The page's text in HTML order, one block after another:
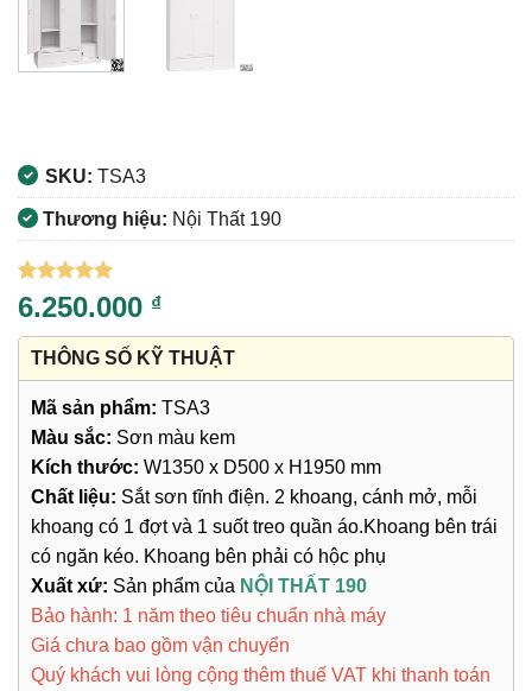
SKU: TSA3
Thương hiệu: Nội Thất 190
5trên 5
dựa trên
7
đánh giá
6.250.000 ₫
THÔNG SỐ KỸ THUẬT
Mã sản phẩm: TSA3
Màu sắc: Sơn màu kem
Kích thước: W1350 x D500 x H1950 mm
Chất liệu: Sắt sơn tĩnh điện. 2 khoang, cánh mở, mỗi
khoang có 1 đợt và 1 suốt treo quần áo.Khoang bên trái
có ngăn kéo. Khoang bên phải có hộc phụ
Xuất xứ: Sản phẩm của NỘI THẤT 190
Bảo hành: 1 năm theo tiêu chuẩn nhà máy
Giá chưa bao gồm vận chuyển
Quý khách vui lòng cộng thêm thuế VAT khi thanh toán